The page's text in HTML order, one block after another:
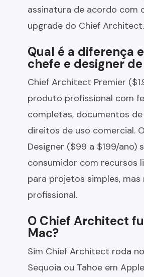
assinatura de acordo com
upgrade do Chief Architect.
Qual é a diferença
chefe e designer
Chief Architect Premier
produto profissional com
completas, documentos
direitos de uso comercial.
Designer ($99 a $199/ano)
consumidor com recursos
para projetos simples,
profissional.
O Chief Architect
Mac?
Sim Chief Architect roda
Sequoia ou Tahoe em